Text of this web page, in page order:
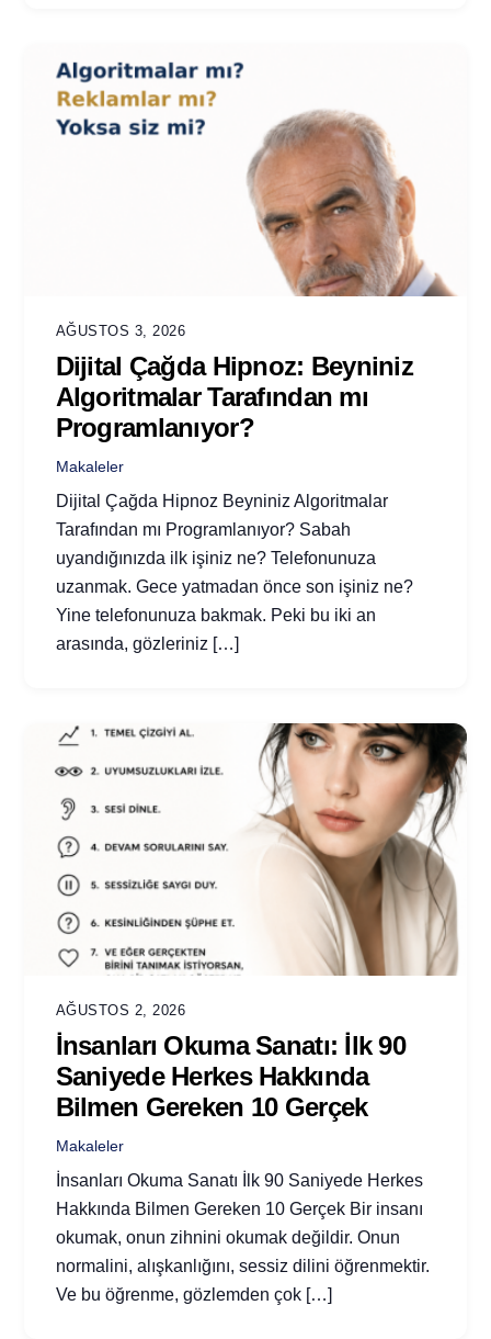
AĞUSTOS 3, 2026
Dijital Çağda Hipnoz: Beyniniz
Algoritmalar Tarafından mı
Programlanıyor?
Makaleler
Dijital Çağda Hipnoz Beyniniz Algoritmalar
Tarafından mı Programlanıyor? Sabah
uyandığınızda ilk işiniz ne? Telefonunuza
uzanmak. Gece yatmadan önce son işiniz ne?
Yine telefonunuza bakmak. Peki bu iki an
arasında, gözleriniz […]
AĞUSTOS 2, 2026
İnsanları Okuma Sanatı: İlk 90
Saniyede Herkes Hakkında
Bilmen Gereken 10 Gerçek
Makaleler
İnsanları Okuma Sanatı İlk 90 Saniyede Herkes
Hakkında Bilmen Gereken 10 Gerçek Bir insanı
okumak, onun zihnini okumak değildir. Onun
normalini, alışkanlığını, sessiz dilini öğrenmektir.
Ve bu öğrenme, gözlemden çok […]